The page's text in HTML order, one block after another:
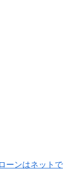
ーンはネットで